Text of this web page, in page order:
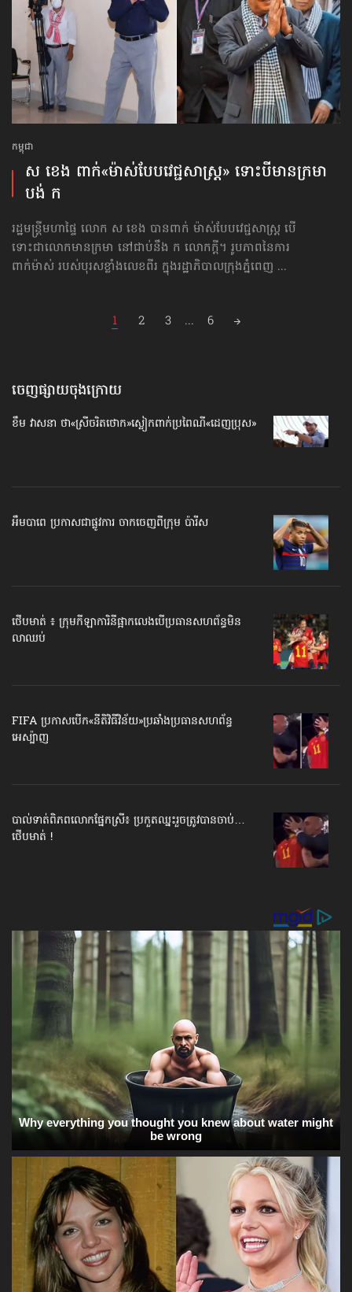
កម្ពុជា
ស ខេង ពាក់«ម៉ាស់​បែប​វេជ្ជសាស្ត្រ» ទោះបី​មាន​ក្រមា​
បង់ ក
រដ្ឋមន្ត្រីមហាផ្ទៃ លោក ស ខេង បានពាក់ ម៉ាស់​បែប​វេជ្ជសាស្ត្រ បើ
ទោះជាលោកមានក្រមា នៅជាប់នឹង ក លោកក្ដី។ រូបភាពនៃការ
ពាក់ម៉ាស់ របស់បុរសខ្លាំងលេខពីរ ក្នុងរដ្ឋាភិបាលក្រុងភ្នំពេញ ...
1 2 3 ... 6
ចេញផ្សាយចុងក្រោយ
ខឹម វាសនា ថា«ស្រីចរិតថោក»​ស្លៀកពាក់ប្រពៃណី​«ដេញប្រុស»
អឹមបាពេ ប្រកាសជាផ្លូវការ ចាកចេញពីក្រុម ប៉ារីស
ថើបមាត់ ៖ ក្រុមកីឡាការិនី​ផ្អាកលេង​​បើប្រធានសហព័ន្ធ​មិន
លាឈប់
FIFA ប្រកាសបើក​«នីតិវិធីវិន័យ»​ប្រឆាំងប្រធានសហព័ន្ធ​
អេស្ប៉ាញ
បាល់ទាត់​ពិភពលោក​ផ្នែកស្រី៖ ប្រកួតឈ្នះរួច​ត្រូវបានចាប់…
ថើបមាត់ !